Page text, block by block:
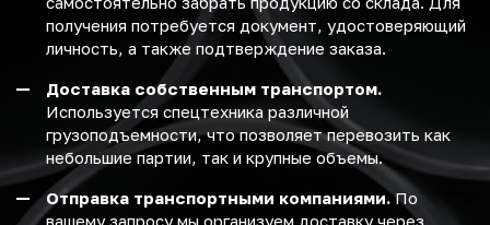
получения потребуется документ, удостоверяющий
личность, а также подтверждение заказа.
Доставка собственным транспортом.
Используется спецтехника различной
грузоподъемности, что позволяет перевозить как
небольшие партии, так и крупные объемы.
Отправка транспортными компаниями.По
вашему запросу мы организуем доставку через